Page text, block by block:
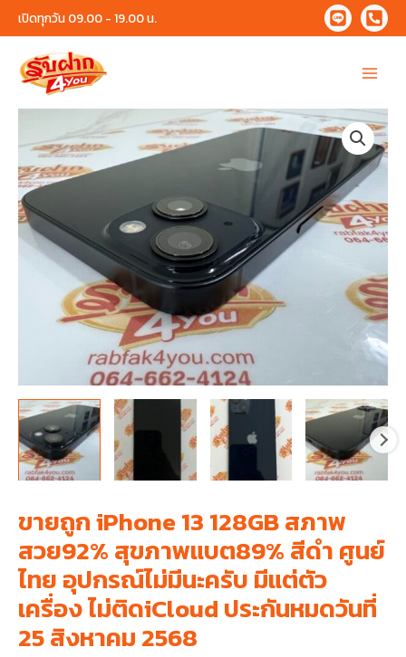
Skip
to
content
เปิดทุกวัน 09.00 - 19.00 น.
Main
Menu
ขายถูก iPhone 13 128GB สภาพ
สวย92% สุขภาพแบต89% สีดำ ศูนย์
ไทย อุปกรณ์ไม่มีนะครับ มีแต่ตัว
เครื่อง ไม่ติดiCloud ประกันหมดวันที่
25 สิงหาคม 2568